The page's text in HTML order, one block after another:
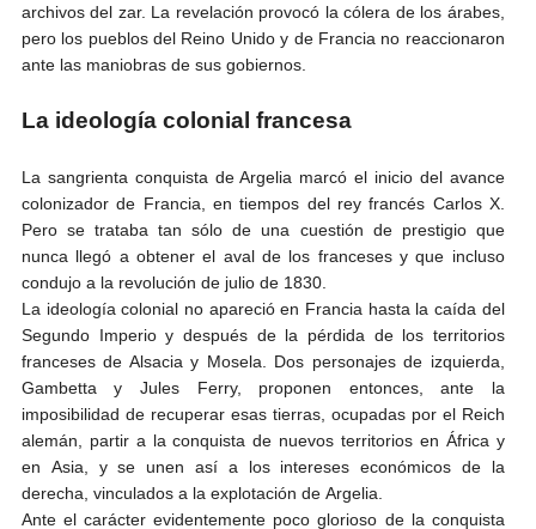
archivos del zar. La revelación provocó la cólera de los árabes,
pero los pueblos del Reino Unido y de Francia no reaccionaron
ante las maniobras de sus gobiernos.
La ideología colonial francesa
La sangrienta conquista de Argelia marcó el inicio del avance
colonizador de Francia, en tiempos del rey francés Carlos X.
Pero se trataba tan sólo de una cuestión de prestigio que
nunca llegó a obtener el aval de los franceses y que incluso
condujo a la revolución de julio de 1830.
La ideología colonial no apareció en Francia hasta la caída del
Segundo Imperio y después de la pérdida de los territorios
franceses de Alsacia y Mosela. Dos personajes de izquierda,
Gambetta y Jules Ferry, proponen entonces, ante la
imposibilidad de recuperar esas tierras, ocupadas por el Reich
alemán, partir a la conquista de nuevos territorios en África y
en Asia, y se unen así a los intereses económicos de la
derecha, vinculados a la explotación de Argelia.
Ante el carácter evidentemente poco glorioso de la conquista